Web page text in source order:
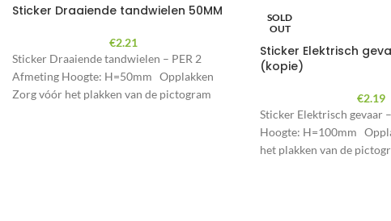
Sticker Draaiende tandwielen 50MM
€2.21
Sticker Draaiende tandwielen – PER 2
Afmeting Hoogte: H=50mm Opplakken
Zorg vóór het plakken van de pictogram
SOLD
OUT
Sticker Elektrisch
(kopie)
€2.19
Sticker Elektrisch gevaar
Hoogte: H=100mm
het plakken van de